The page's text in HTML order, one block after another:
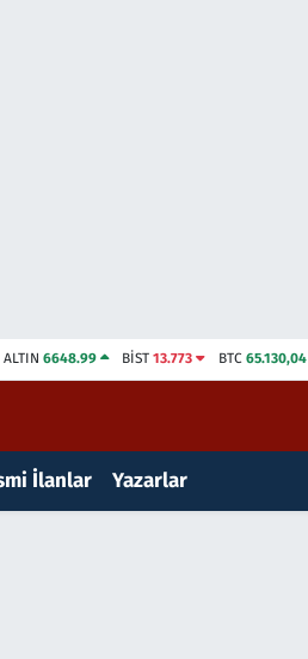
ALTIN 6648.99 BİST13.773 BTC 65.130,04
İlanlar Yazarlar